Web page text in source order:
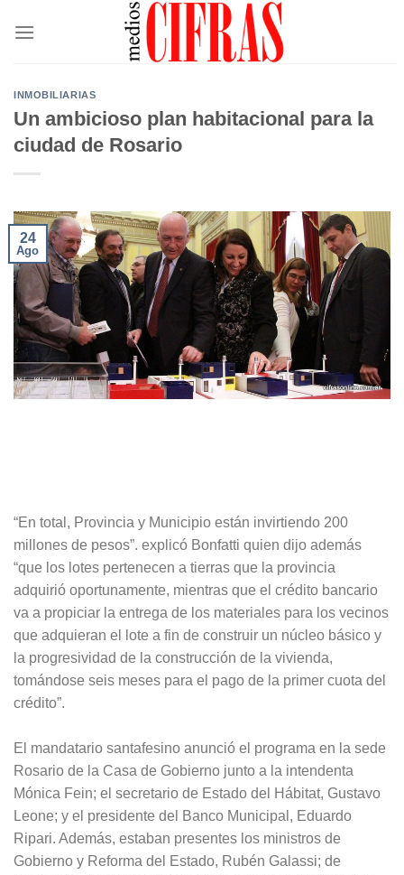
INMOBILIARIAS
Un ambicioso plan habitacional para la
ciudad de Rosario
24
Ago
“En total, Provincia y Municipio están invirtiendo 200
millones de pesos”. explicó Bonfatti quien dijo además
“que los lotes pertenecen a tierras que la provincia
adquirió oportunamente, mientras que el crédito bancario
va a propiciar la entrega de los materiales para los vecinos
que adquieran el lote a fin de construir un núcleo básico y
la progresividad de la construcción de la vivienda,
tomándose seis meses para el pago de la primer cuota del
crédito”.
El mandatario santafesino anunció el programa en la sede
Rosario de la Casa de Gobierno junto a la intendenta
Mónica Fein; el secretario de Estado del Hábitat, Gustavo
Leone; y el presidente del Banco Municipal, Eduardo
Ripari. Además, estaban presentes los ministros de
Gobierno y Reforma del Estado, Rubén Galassi; de